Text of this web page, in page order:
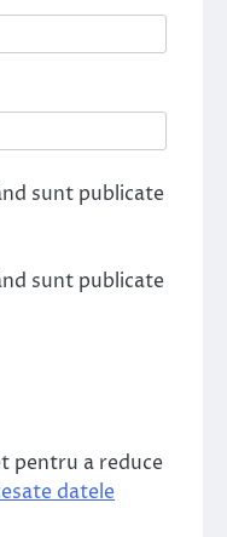
sunt publicate
sunt publicate
pentru a reduce
datele